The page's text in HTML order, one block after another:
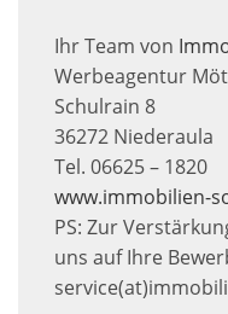
Ihr Team von
Werbeagentur
Schulrain 8
36272 Niederaula
Tel. 06625 – 1820
www.immobilien-
PS: Zur
uns auf Ihre